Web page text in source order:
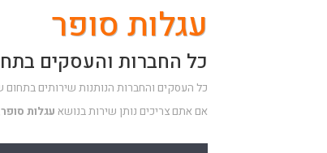
עגלות סופר
כל החברות והעסקים
כל העסקים והחברות הנותנות שירותים בתחום
אם אתם צריכים נותן שירות בנושא עגלות סופר